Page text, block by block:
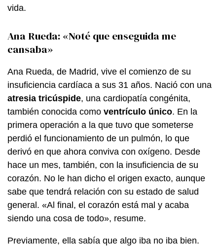
vida.
Ana Rueda: «Noté que enseguida me
cansaba»
Ana Rueda, de Madrid, vive el comienzo de su
insuficiencia cardíaca a sus 31 años. Nació con una
atresia tricúspide, una cardiopatía congénita,
también conocida como ventrículo único. En la
primera operación a la que tuvo que someterse
perdió el funcionamiento de un pulmón, lo que
derivó en que ahora conviva con oxígeno. Desde
hace un mes, también, con la insuficiencia de su
corazón. No le han dicho el origen exacto, aunque
sabe que tendrá relación con su estado de salud
general. «Al final, el corazón está mal y acaba
siendo una cosa de todo», resume.
Previamente, ella sabía que algo iba no iba bien.